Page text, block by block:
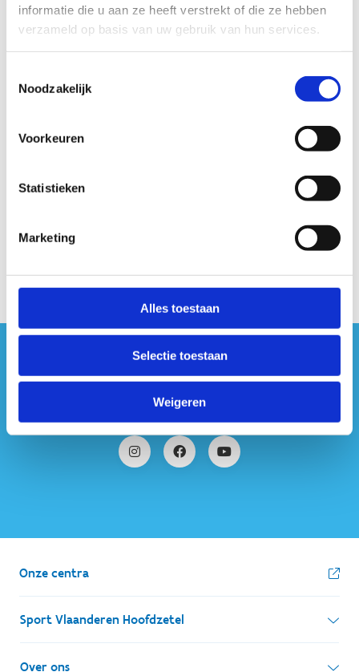
informatie die u aan ze heeft verstrekt of die ze hebben
verzameld op basis van uw gebruik van hun services.
Noodzakelijk
Voorkeuren
Statistieken
Marketing
Alles toestaan
Selectie toestaan
Weigeren
Content after
#sportersbelevenmeer
ook op sociale media
Onze centra
Sport Vlaanderen Hoofdzetel
Simon Bolivarlaan 17
Over ons